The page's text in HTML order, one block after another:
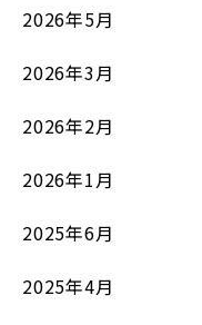
2026年5月
2026年3月
2026年2月
2026年1月
2025年6月
2025年4月